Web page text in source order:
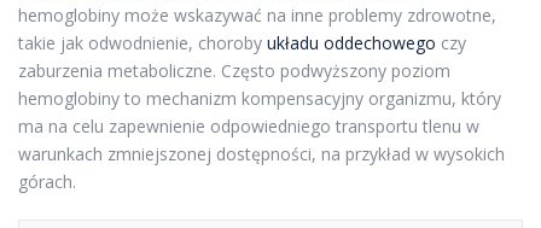
hemoglobiny może wskazywać na inne problemy zdrowotne,
takie jak odwodnienie, choroby układu oddechowego czy
zaburzenia metaboliczne. Często podwyższony poziom
hemoglobiny to mechanizm kompensacyjny organizmu, który
ma na celu zapewnienie odpowiedniego transportu tlenu w
warunkach zmniejszonej dostępności, na przykład w wysokich
górach.